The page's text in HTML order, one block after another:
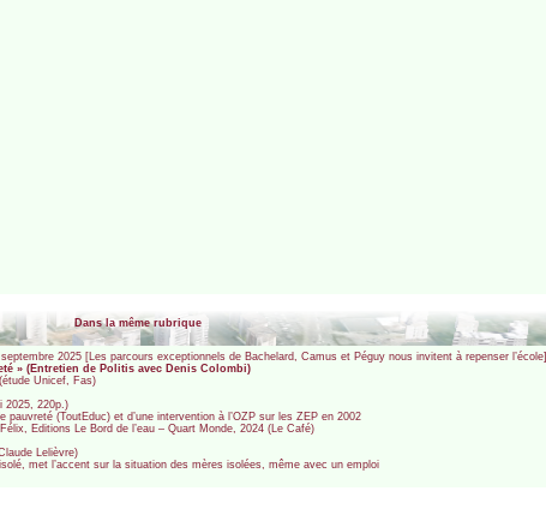
Dans la même rubrique
2025 [Les parcours exceptionnels de Bachelard, Camus et Péguy nous invitent à repenser l’école]
» (Entretien de Politis avec Denis Colombi)
Unicef, Fas)
2025, 220p.)
(ToutEduc) et d’une intervention à l’OZP sur les ZEP en 2002
Editions Le Bord de l’eau – Quart Monde, 2024 (Le Café)
Lelièvre)
met l’accent sur la situation des mères isolées, même avec un emploi